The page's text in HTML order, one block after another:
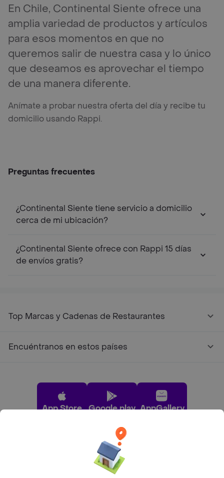
En Chile, Continental Siente ofrece una
amplia variedad de productos y artículos
para esos momentos en que no
queremos salir de nuestra casa y lo único
que deseamos es aprovechar el tiempo
de una manera diferente.
Anímate a probar nuestra oferta del día y recibe tu
domicilio usando Rappi.
Preguntas frecuentes
¿Continental Siente tiene servicio a domicilio
cerca de mi ubicación?
¿Continental Siente ofrece con Rappi 15 días
de envíos gratis?
Top Marcas y Cadenas de Restaurantes
Encuéntranos en estos países
App Store Google play AppGallery
Pide tu comida favorita cerca de ti